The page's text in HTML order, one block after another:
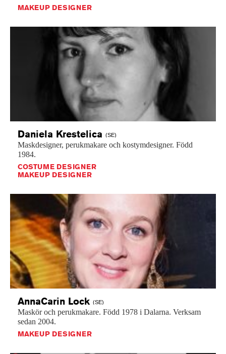
MAKEUP DESIGNER
Daniela Krestelica (SE)
Maskdesigner, perukmakare och kostymdesigner. Född
1984.
COSTUME DESIGNER
MAKEUP DESIGNER
AnnaCarin Lock (SE)
Maskör och perukmakare. Född 1978 i Dalarna. Verksam
sedan 2004.
MAKEUP DESIGNER